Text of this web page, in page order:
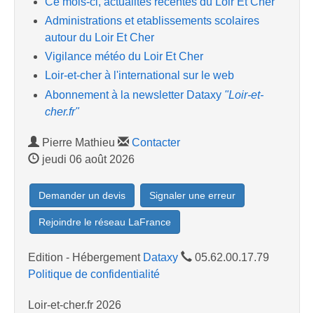
Administrations et etablissements scolaires
autour du Loir Et Cher
Vigilance météo du Loir Et Cher
Loir-et-cher à l'international sur le web
Abonnement à la newsletter Dataxy "Loir-et-
cher.fr"
Pierre Mathieu
Contacter
jeudi 06 août 2026
Demander un devis Signaler une erreur
Rejoindre le réseau LaFrance
Edition - Hébergement Dataxy
05.62.00.17.79
Politique de confidentialité
Loir-et-cher.fr 2026